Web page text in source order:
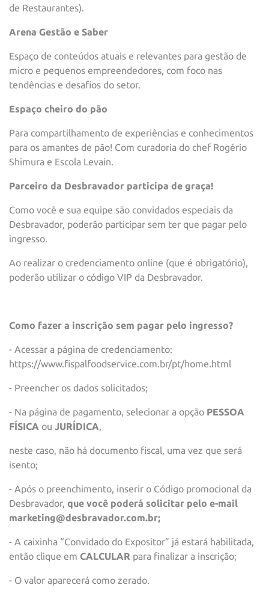
de Restaurantes).
Arena Gestão e Saber
Espaço de conteúdos atuais e relevantes para gestão de
micro e pequenos empreendedores, com foco nas
tendências e desafios do setor.
Espaço cheiro do pão
Para compartilhamento de experiências e conhecimentos
para os amantes de pão! Com curadoria do chef Rogério
Shimura e Escola Levain.
Parceiro da Desbravador participa de graça!
Como você e sua equipe são convidados especiais da
Desbravador, poderão participar sem ter que pagar pelo
ingresso.
Ao realizar o credenciamento online (que é obrigatório),
poderão utilizar o código VIP da Desbravador.
Como fazer a inscrição sem pagar pelo ingresso?
- Acessar a página de credenciamento:
https://www.fispalfoodservice.com.br/pt/home.html
- Preencher os dados solicitados;
- Na página de pagamento, selecionar a opção PESSOA
FÍSICA ou JURÍDICA,
neste caso, não há documento fiscal, uma vez que será
isento;
- Após o preenchimento, inserir o Código promocional da
Desbravador, que você poderá solicitar pelo e-mail
marketing@desbravador.com.br;
- A caixinha “Convidado do Expositor” já estará habilitada,
então clique em CALCULAR para finalizar a inscrição;
- O valor aparecerá como zerado.